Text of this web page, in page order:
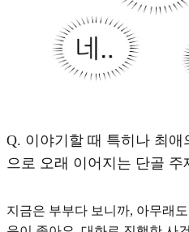
Q. 이야기할 때 특히나 최
으로 오래 이어지는 단골 주
지금은 부부다 보니까, 아무래도